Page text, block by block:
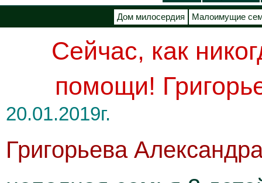
Дом милосердия Малоимущие
Сейчас, как
помощи!
20.01.2019г.
Григорьева